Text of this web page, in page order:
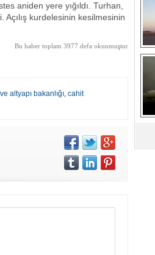
aniden yere yığıldı. Turhan,
kurdelesinin kesilmesinin
Bu haber toplam 3977 defa okunmuştur
altyapı bakanlığı, cahit